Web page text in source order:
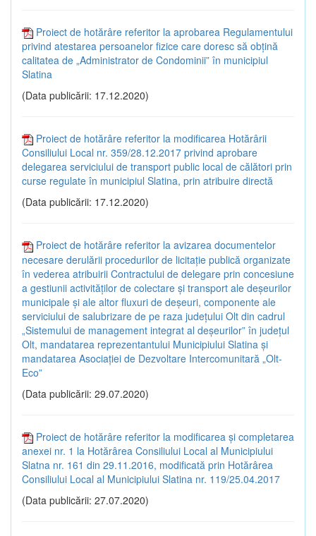
Proiect de hotărâre referitor la aprobarea Regulamentului
privind atestarea persoanelor fizice care doresc să obțină
calitatea de „Administrator de Condominii” în municipiul
Slatina
(Data publicării: 17.12.2020)
Proiect de hotărâre referitor la modificarea Hotărârii
Consiliului Local nr. 359/28.12.2017 privind aprobare
delegarea serviciului de transport public local de călători prin
curse regulate în municipiul Slatina, prin atribuire directă
(Data publicării: 17.12.2020)
Proiect de hotărâre referitor la avizarea documentelor
necesare derulării procedurilor de licitație publică organizate
în vederea atribuirii Contractului de delegare prin concesiune
a gestiunii activităților de colectare și transport ale deșeurilor
municipale și ale altor fluxuri de deșeuri, componente ale
serviciului de salubrizare de pe raza județului Olt din cadrul
„Sistemului de management integrat al deșeurilor” în județul
Olt, mandatarea reprezentantului Municipiului Slatina și
mandatarea Asociației de Dezvoltare Intercomunitară „Olt-
Eco”
(Data publicării: 29.07.2020)
Proiect de hotărâre referitor la modificarea și completarea
anexei nr. 1 la Hotărârea Consiliului Local al Municipiului
Slatna nr. 161 din 29.11.2016, modificată prin Hotărârea
Consiliului Local al Municipiului Slatina nr. 119/25.04.2017
(Data publicării: 27.07.2020)